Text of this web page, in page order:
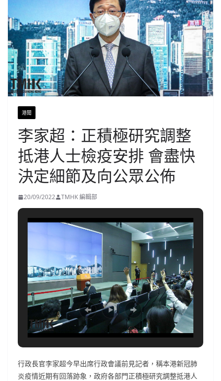
港聞
李家超：正積極研究調整
抵港人士檢疫安排 會盡快
決定細節及向公眾公佈
20/09/2022 TMHK 編輯部
行政長官李家超今早出席行政會議前見記者，稱本港新冠肺
炎疫情近期有回落跡象，政府各部門正積極研究調整抵港人